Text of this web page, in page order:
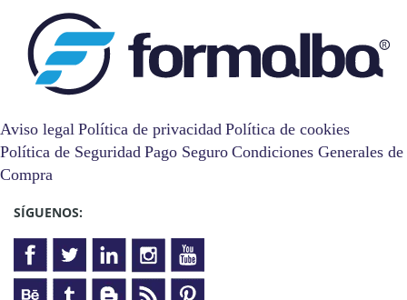
Aviso legal Política de privacidad Política de cookies
Política de Seguridad Pago Seguro Condiciones Generales de
Compra
SÍGUENOS: